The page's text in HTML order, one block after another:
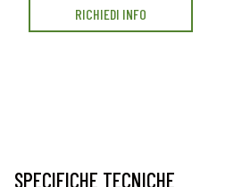
RICHIEDI INFO
SPECIFICHE TECNICHE